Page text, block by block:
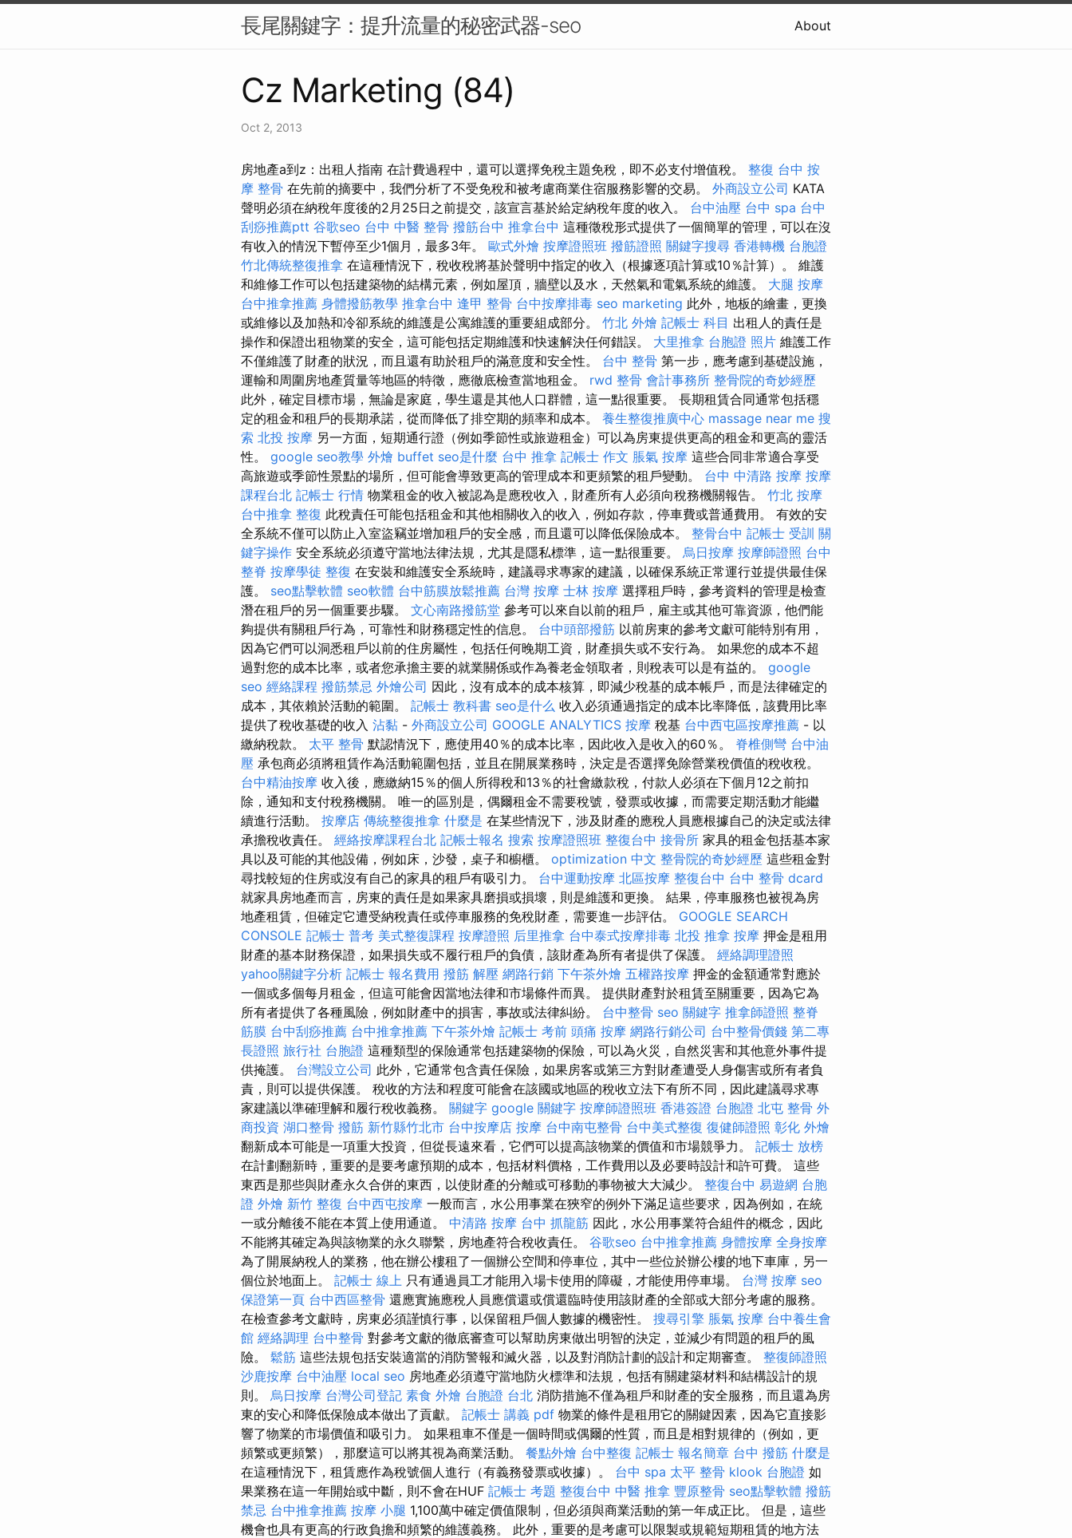
長尾關鍵字：提升流量的秘密武器-seo About
Cz Marketing (84)
Oct 2, 2013
房地產a到z：出租人指南 在計費過程中，還可以選擇免稅主題免稅，即不必支付增值稅。 整復 台中 按
摩 整骨 在先前的摘要中，我們分析了不受免稅和被考慮商業住宿服務影響的交易。 外商設立公司 KATA
聲明必須在納稅年度後的2月25日之前提交，該宣言基於給定納稅年度的收入。 台中油壓 台中 spa 台中
刮痧推薦ptt 谷歌seo 台中 中醫 整骨 撥筋台中 推拿台中 這種徵稅形式提供了一個簡單的管理，可以在沒
有收入的情況下暫停至少1個月，最多3年。 歐式外燴 按摩證照班 撥筋證照 關鍵字搜尋 香港轉機 台胞證
竹北傳統整復推拿 在這種情況下，稅收稅將基於聲明中指定的收入（根據逐項計算或10％計算）。 維護
和維修工作可以包括建築物的結構元素，例如屋頂，牆壁以及水，天然氣和電氣系統的維護。 大腿 按摩
台中推拿推薦 身體撥筋教學 推拿台中 逢甲 整骨 台中按摩排毒 seo marketing 此外，地板的繪畫，更換
或維修以及加熱和冷卻系統的維護是公寓維護的重要組成部分。 竹北 外燴 記帳士 科目 出租人的責任是
操作和保證出租物業的安全，這可能包括定期維護和快速解決任何錯誤。 大里推拿 台胞證 照片 維護工作
不僅維護了財產的狀況，而且還有助於租戶的滿意度和安全性。 台中 整骨 第一步，應考慮到基礎設施，
運輸和周圍房地產質量等地區的特徵，應徹底檢查當地租金。 rwd 整骨 會計事務所 整骨院的奇妙經歷
此外，確定目標市場，無論是家庭，學生還是其他人口群體，這一點很重要。 長期租賃合同通常包括穩
定的租金和租戶的長期承諾，從而降低了排空期的頻率和成本。 養生整復推廣中心 massage near me 搜
索 北投 按摩 另一方面，短期通行證（例如季節性或旅遊租金）可以為房東提供更高的租金和更高的靈活
性。 google seo教學 外燴 buffet seo是什麼 台中 推拿 記帳士 作文 脹氣 按摩 這些合同非常適合享受
高旅遊或季節性景點的場所，但可能會導致更高的管理成本和更頻繁的租戶變動。 台中 中清路 按摩 按摩
課程台北 記帳士 行情 物業租金的收入被認為是應稅收入，財產所有人必須向稅務機關報告。 竹北 按摩
台中推拿 整復 此稅責任可能包括租金和其他相關收入的收入，例如存款，停車費或普通費用。 有效的安
全系統不僅可以防止入室盜竊並增加租戶的安全感，而且還可以降低保險成本。 整骨台中 記帳士 受訓 關
鍵字操作 安全系統必須遵守當地法律法規，尤其是隱私標準，這一點很重要。 烏日按摩 按摩師證照 台中
整脊 按摩學徒 整復 在安裝和維護安全系統時，建議尋求專家的建議，以確保系統正常運行並提供最佳保
護。 seo點擊軟體 seo軟體 台中筋膜放鬆推薦 台灣 按摩 士林 按摩 選擇租戶時，參考資料的管理是檢查
潛在租戶的另一個重要步驟。 文心南路撥筋堂 參考可以來自以前的租戶，雇主或其他可靠資源，他們能
夠提供有關租戶行為，可靠性和財務穩定性的信息。 台中頭部撥筋 以前房東的參考文獻可能特別有用，
因為它們可以洞悉租戶以前的住房屬性，包括任何晚期工資，財產損失或不安行為。 如果您的成本不超
過對您的成本比率，或者您承擔主要的就業關係或作為養老金領取者，則稅表可以是有益的。 google
seo 經絡課程 撥筋禁忌 外燴公司 因此，沒有成本的成本核算，即減少稅基的成本帳戶，而是法律確定的
成本，其依賴於活動的範圍。 記帳士 教科書 seo是什么 收入必須通過指定的成本比率降低，該費用比率
提供了稅收基礎的收入 沾黏 - 外商設立公司 GOOGLE ANALYTICS 按摩 稅基 台中西屯區按摩推薦 - 以
繳納稅款。 太平 整骨 默認情況下，應使用40％的成本比率，因此收入是收入的60％。 脊椎側彎 台中油
壓 承包商必須將租賃作為活動範圍包括，並且在開展業務時，決定是否選擇免除營業稅價值的稅收稅。
台中精油按摩 收入後，應繳納15％的個人所得稅和13％的社會繳款稅，付款人必須在下個月12之前扣
除，通知和支付稅務機關。 唯一的區別是，偶爾租金不需要稅號，發票或收據，而需要定期活動才能繼
續進行活動。 按摩店 傳統整復推拿 什麼是 在某些情況下，涉及財產的應稅人員應根據自己的決定或法律
承擔稅收責任。 經絡按摩課程台北 記帳士報名 搜索 按摩證照班 整復台中 接骨所 家具的租金包括基本家
具以及可能的其他設備，例如床，沙發，桌子和櫥櫃。 optimization 中文 整骨院的奇妙經歷 這些租金對
尋找較短的住房或沒有自己的家具的租戶有吸引力。 台中運動按摩 北區按摩 整復台中 台中 整骨 dcard
就家具房地產而言，房東的責任是如果家具磨損或損壞，則是維護和更換。 結果，停車服務也被視為房
地產租賃，但確定它遭受納稅責任或停車服務的免稅財產，需要進一步評估。 GOOGLE SEARCH
CONSOLE 記帳士 普考 美式整復課程 按摩證照 后里推拿 台中泰式按摩排毒 北投 推拿 按摩 押金是租用
財產的基本財務保證，如果損失或不履行租戶的負債，該財產為所有者提供了保護。 經絡調理證照
yahoo關鍵字分析 記帳士 報名費用 撥筋 解壓 網路行銷 下午茶外燴 五權路按摩 押金的金額通常對應於
一個或多個每月租金，但這可能會因當地法律和市場條件而異。 提供財產對於租賃至關重要，因為它為
所有者提供了各種風險，例如財產中的損害，事故或法律糾紛。 台中整骨 seo 關鍵字 推拿師證照 整脊
筋膜 台中刮痧推薦 台中推拿推薦 下午茶外燴 記帳士 考前 頭痛 按摩 網路行銷公司 台中整骨價錢 第二專
長證照 旅行社 台胞證 這種類型的保險通常包括建築物的保險，可以為火災，自然災害和其他意外事件提
供掩護。 台灣設立公司 此外，它通常包含責任保險，如果房客或第三方對財產遭受人身傷害或所有者負
責，則可以提供保護。 稅收的方法和程度可能會在該國或地區的稅收立法下有所不同，因此建議尋求專
家建議以準確理解和履行稅收義務。 關鍵字 google 關鍵字 按摩師證照班 香港簽證 台胞證 北屯 整骨 外
商投資 湖口整骨 撥筋 新竹縣竹北市 台中按摩店 按摩 台中南屯整骨 台中美式整復 復健師證照 彰化 外燴
翻新成本可能是一項重大投資，但從長遠來看，它們可以提高該物業的價值和市場競爭力。 記帳士 放榜
在計劃翻新時，重要的是要考慮預期的成本，包括材料價格，工作費用以及必要時設計和許可費。 這些
東西是那些與財產永久合併的東西，以使財產的分離或可移動的事物被大大減少。 整復台中 易遊網 台胞
證 外燴 新竹 整復 台中西屯按摩 一般而言，水公用事業在狹窄的例外下滿足這些要求，因為例如，在統
一或分離後不能在本質上使用通道。 中清路 按摩 台中 抓龍筋 因此，水公用事業符合組件的概念，因此
不能將其確定為與該物業的永久聯繫，房地產符合稅收責任。 谷歌seo 台中推拿推薦 身體按摩 全身按摩
為了開展納稅人的業務，他在辦公樓租了一個辦公空間和停車位，其中一些位於辦公樓的地下車庫，另一
個位於地面上。 記帳士 線上 只有通過員工才能用入場卡使用的障礙，才能使用停車場。 台灣 按摩 seo
保證第一頁 台中西區整骨 還應實施應稅人員應償還或償還臨時使用該財產的全部或大部分考慮的服務。
在檢查參考文獻時，房東必須謹慎行事，以保留租戶個人數據的機密性。 搜尋引擎 脹氣 按摩 台中養生會
館 經絡調理 台中整骨 對參考文獻的徹底審查可以幫助房東做出明智的決定，並減少有問題的租戶的風
險。 鬆筋 這些法規包括安裝適當的消防警報和滅火​​器，以及對消防計劃的設計和定期審查。 整復師證照
沙鹿按摩 台中油壓 local seo 房地產必須遵守當地防火標準和法規，包括有關建築材料和結構設計的規
則。 烏日按摩 台灣公司登記 素食 外燴 台胞證 台北 消防措施不僅為租戶和財產的安全服務，而且還為房
東的安心和降低保險成本做出了貢獻。 記帳士 講義 pdf 物業的條件是租用它的關鍵因素，因為它直接影
響了物業的市場價值和吸引力。 如果租車不僅是一個時間或偶爾的性質，而且是相對規律的（例如，更
頻繁或更頻繁​​），那麼這可以將其視為商業活動。 餐點外燴 台中整復 記帳士 報名簡章 台中 撥筋 什麼是
在這種情況下，租賃應作為稅號個人進行（有義務發票或收據）。 台中 spa 太平 整骨 klook 台胞證 如
果業務在這一年開始或中斷，則不會在HUF 記帳士 考題 整復台中 中醫 推拿 豐原整骨 seo點擊軟體 撥筋
禁忌 台中推拿推薦 按摩 小腿 1,100萬中確定價值限制，但必須與商業活動的第一年成正比。 但是，這些
機會也具有更高的行政負擔和頻繁的維護義務。 此外，重要的是考慮可以限製或規範短期租賃的地方法